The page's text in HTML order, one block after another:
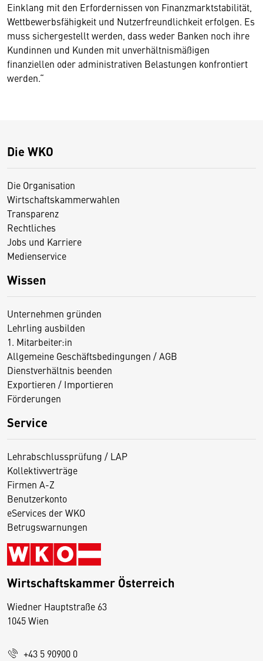
Einklang mit den Erfordernissen von Finanzmarktstabilität,
Wettbewerbsfähigkeit und Nutzerfreundlichkeit erfolgen. Es
muss sichergestellt werden, dass weder Banken noch ihre
Kundinnen und Kunden mit unverhältnismäßigen
finanziellen oder administrativen Belastungen konfrontiert
werden.“
Die WKO
Die Organisation
Wirtschaftskammerwahlen
Transparenz
Rechtliches
Jobs und Karriere
Medienservice
Wissen
Unternehmen gründen
Lehrling ausbilden
1. Mitarbeiter:in
Allgemeine Geschäftsbedingungen / AGB
Dienstverhältnis beenden
Exportieren / Importieren
Förderungen
Service
Lehrabschlussprüfung / LAP
Kollektivverträge
Firmen A-Z
Benutzerkonto
eServices der WKO
Betrugswarnungen
Wirtschaftskammer Österreich
Wiedner Hauptstraße 63
1045 Wien
+43 5 90900 0
D
s